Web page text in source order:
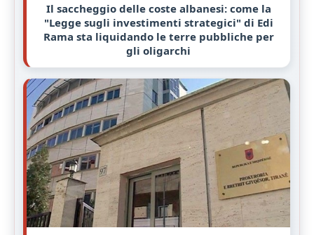
Il saccheggio delle coste albanesi: come la
"Legge sugli investimenti strategici" di Edi
Rama sta liquidando le terre pubbliche per
gli oligarchi